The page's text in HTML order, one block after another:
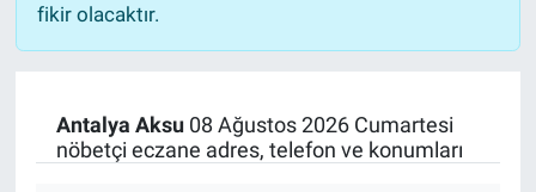
fikir olacaktır.
Antalya Aksu08 Ağustos 2026 Cumartesi
nöbetçi eczane adres, telefon ve konumları